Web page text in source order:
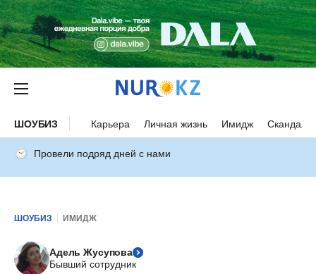
ШОУБИЗ Карьера Личная жизнь Имидж Скандалы
Провели подряд дней с нами
ШОУБИЗ ИМИДЖ
Адель Жусупова
Бывший сотрудник